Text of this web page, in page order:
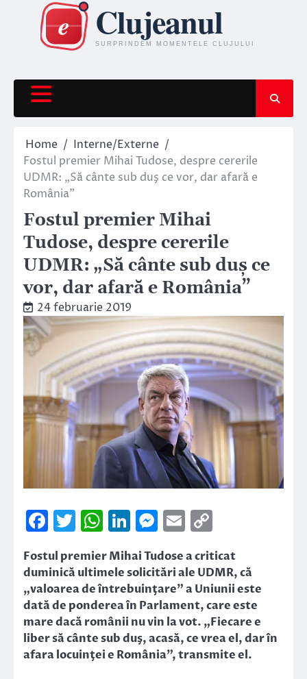
content
Home
Interne/Externe
Fostul premier Mihai Tudose, despre cererile
UDMR: „Să cânte sub duş ce vor, dar afară e
România”
Fostul premier Mihai
Tudose, despre cererile
UDMR: „Să cânte sub duş ce
vor, dar afară e România”
24 februarie 2019
Facebook
Twitter
WhatsApp
LinkedIn
Messenger
Email
Link
Fostul premier Mihai Tudose a criticat
duminică ultimele solicitări ale UDMR, că
„valoarea de întrebuinţare” a Uniunii este
dată de ponderea în Parlament, care este
mare dacă românii nu vin la vot. „Fiecare e
liber să cânte sub duş, acasă, ce vrea el, dar în
afara locuinţei e România”, transmite el.